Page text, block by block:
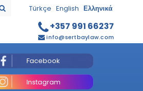
Türkçe English Ελληνικά
+357 991 66237
info@sertbaylaw.com
Ακολουθησε μας
Facebook
Instagram